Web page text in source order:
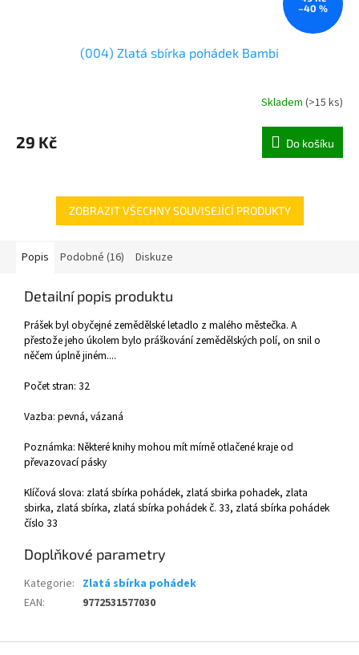
–40 %
(004) Zlatá sbírka pohádek Bambi
Skladem (>15 ks)
29 Kč Do košíku
ZOBRAZIT VŠECHNY SOUVISEJÍCÍ PRODUKTY
Popis Podobné (16) Diskuze
Detailní popis produktu
Prášek byl obyčejné zemědělské letadlo z malého městečka. A
přestože jeho úkolem bylo práškování zemědělských polí, on snil o
něčem úplně jiném....
Počet stran: 32
Vazba: pevná, vázaná
Poznámka: Některé knihy mohou mít mírně otlačené kraje od
převazovací pásky
Klíčová slova: zlatá sbírka pohádek, zlatá sbirka pohadek, zlata
sbirka, zlatá sbírka, zlatá sbírka pohádek č. 33, zlatá sbírka pohádek
číslo 33
Doplňkové parametry
Kategorie: Zlatá sbírka pohádek
EAN: 9772531577030